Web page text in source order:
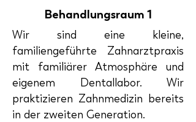
Behandlungsraum 1
Wir sind eine kleine,
familiengeführte Zahnarztpraxis
mit familiärer Atmosphäre und
eigenem Dentallabor. Wir
praktizieren Zahnmedizin bereits
in der zweiten Generation.